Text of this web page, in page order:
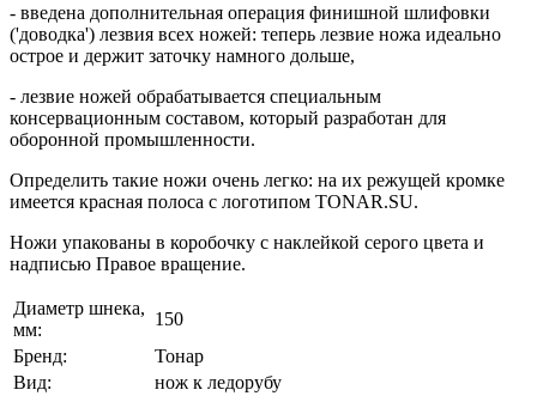
- введена дополнительная операция финишной шлифовки
('доводка') лезвия всех ножей: теперь лезвие ножа идеально
острое и держит заточку намного дольше,
- лезвие ножей обрабатывается специальным
консервационным составом, который разработан для
оборонной промышленности.
Определить такие ножи очень легко: на их режущей кромке
имеется красная полоса с логотипом TONAR.SU.
Ножи упакованы в коробочку с наклейкой серого цвета и
надписью Правое вращение.
Диаметр шнека,
мм:
150
Бренд:
Тонар
Вид:
нож к ледорубу